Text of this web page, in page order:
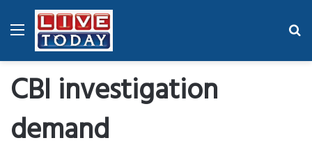
Menu
CBI investigation
demand